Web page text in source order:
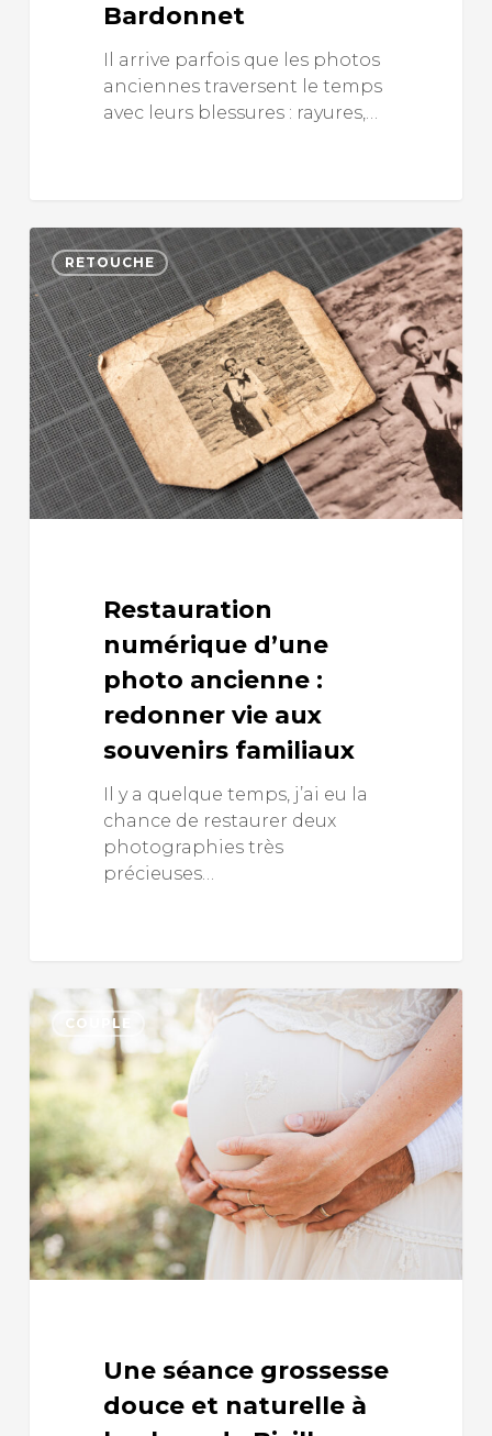
Bardonnet
Il arrive parfois que les photos
anciennes traversent le temps
avec leurs blessures : rayures,…
RETOUCHE
Restauration
numérique d’une
photo ancienne :
redonner vie aux
souvenirs familiaux
Il y a quelque temps, j’ai eu la
chance de restaurer deux
photographies très
précieuses…
COUPLE
Une séance grossesse
douce et naturelle à